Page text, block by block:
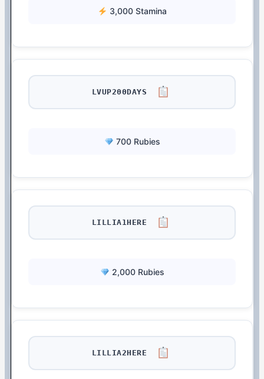
3,000 Stamina
LVUP200DAYS
700 Rubies
LILLIA1HERE
2,000 Rubies
LILLIA2HERE